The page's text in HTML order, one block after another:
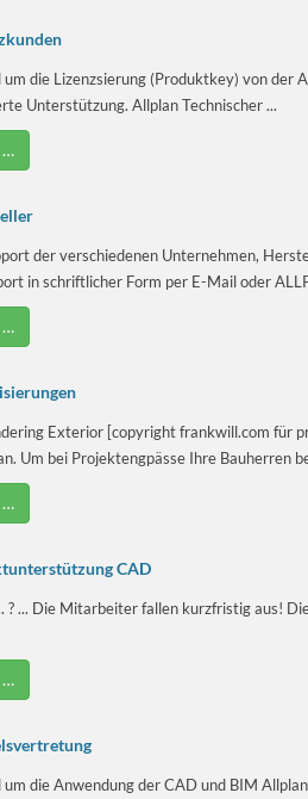
um die Lizenzsierung (Produktkey) von
Unterstützung. Allplan Technischer ...
…
der verschiedenen Unternehmen,
in schriftlicher Form per E-Mail oder
…
Exterior [copyright frankwill.com für
Um bei Projektengpässe Ihre Bauherren
…
CAD
? ... Die Mitarbeiter fallen kurzfristig aus!
…
um die Anwendung der CAD und BIM